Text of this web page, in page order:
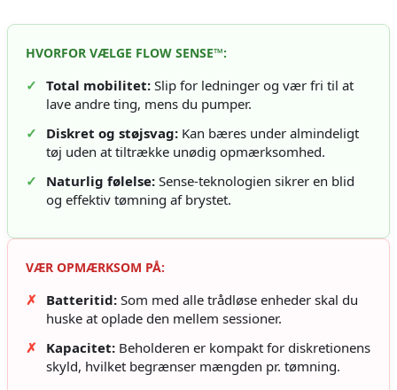
HVORFOR VÆLGE FLOW SENSE™:
✓ Total mobilitet: Slip for ledninger og vær fri til at
lave andre ting, mens du pumper.
✓
Diskret og støjsvag: Kan bæres under almindeligt
tøj uden at tiltrække unødig opmærksomhed.
✓
Naturlig følelse: Sense-teknologien sikrer en blid
og effektiv tømning af brystet.
VÆR OPMÆRKSOM PÅ:
✗ Batteritid: Som med alle trådløse enheder skal du
huske at oplade den mellem sessioner.
✗
Kapacitet: Beholderen er kompakt for diskretionens
skyld, hvilket begrænser mængden pr. tømning.